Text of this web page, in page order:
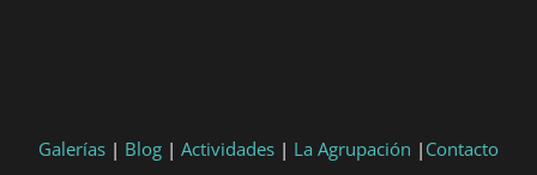
Galerías | Blog | Actividades | La Agrupación | Contacto